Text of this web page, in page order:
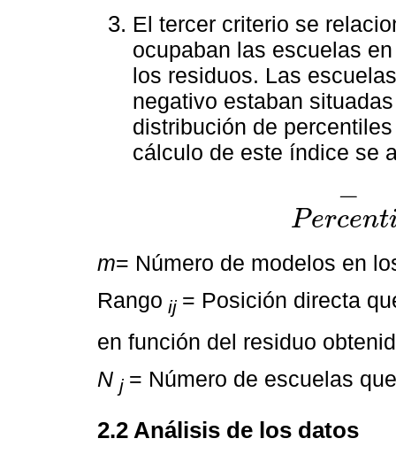
El tercer criterio se
ocupaban las escuelas
los residuos. Las
negativo estaban
distribución de
cálculo de este índice se
Percent
−
Pe cent l-i=∑ j= 1m
m= Número de modelos en
Rango ij = Posición directa
en función del residuo
N j = Número de escuelas
2.2 Análisis de los datos